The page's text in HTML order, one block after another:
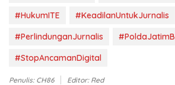
#HukumITE
#KeadilanUntukJurnalis
#PerlindunganJurnalis
#StopAncamanDigital
Penulis: CH86 Editor: Red